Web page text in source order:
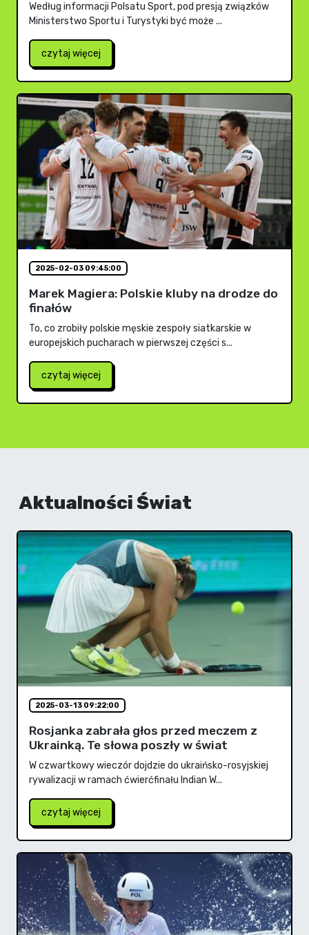
Według informacji Polsatu Sport, pod presją związków
Ministerstwo Sportu i Turystyki być może ...
czytaj więcej
2025-02-03 09:45:00
Marek Magiera: Polskie kluby na drodze do
finałów
To, co zrobiły polskie męskie zespoły siatkarskie w
europejskich pucharach w pierwszej części s...
czytaj więcej
Aktualności Świat
2025-03-13 09:22:00
Rosjanka zabrała głos przed meczem z
Ukrainką. Te słowa poszły w świat
W czwartkowy wieczór dojdzie do ukraińsko-rosyjskiej
rywalizacji w ramach ćwierćfinału Indian W...
czytaj więcej